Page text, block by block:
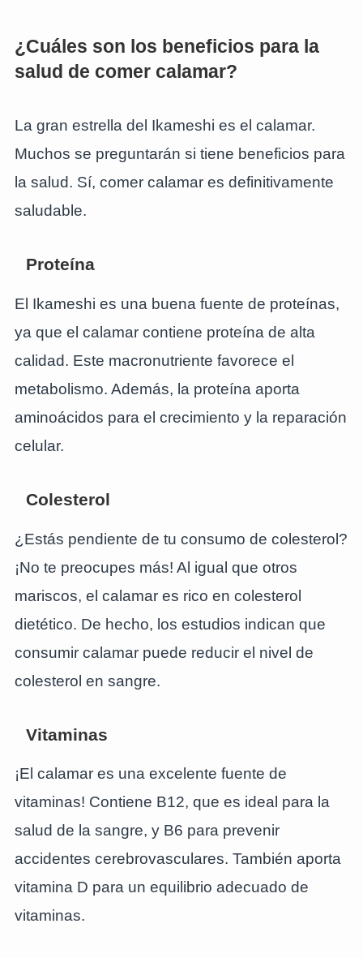
¿Cuáles son los beneficios para la
salud de comer calamar?
La gran estrella del Ikameshi es el calamar.
Muchos se preguntarán si tiene beneficios para
la salud. Sí, comer calamar es definitivamente
saludable.
Proteína
El Ikameshi es una buena fuente de proteínas,
ya que el calamar contiene proteína de alta
calidad. Este macronutriente favorece el
metabolismo. Además, la proteína aporta
aminoácidos para el crecimiento y la reparación
celular.
Colesterol
¿Estás pendiente de tu consumo de colesterol?
¡No te preocupes más! Al igual que otros
mariscos, el calamar es rico en colesterol
dietético. De hecho, los estudios indican que
consumir calamar puede reducir el nivel de
colesterol en sangre.
Vitaminas
¡El calamar es una excelente fuente de
vitaminas! Contiene B12, que es ideal para la
salud de la sangre, y B6 para prevenir
accidentes cerebrovasculares. También aporta
vitamina D para un equilibrio adecuado de
vitaminas.